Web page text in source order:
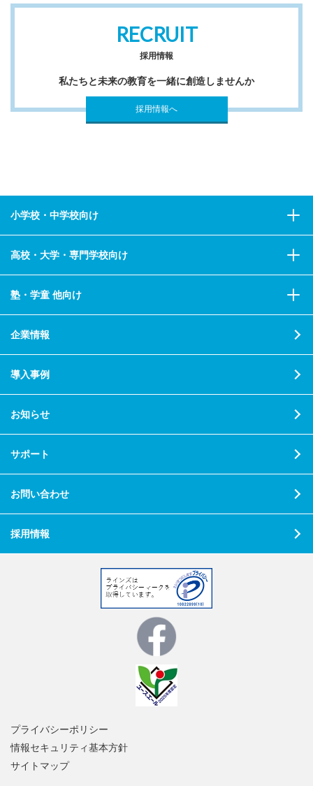
RECRUIT
採用情報
私たちと未来の教育を一緒に創造しませんか
採用情報へ
小学校・中学校向け
高校・大学・専門学校向け
塾・学童 他向け
企業情報
導入事例
お知らせ
サポート
お問い合わせ
採用情報
プライバシーポリシー
情報セキュリティ基本方針
サイトマップ